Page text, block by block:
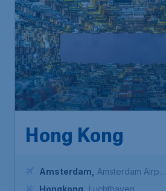
Hong Kong
Amsterdam
Amsterdam Airport
Schiphol
Hongkong
Luchthaven